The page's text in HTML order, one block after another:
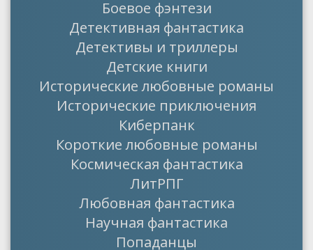
Боевое фэнтези
Детективная фантастика
Детективы и триллеры
Детские книги
Исторические любовные романы
Исторические приключения
Киберпанк
Короткие любовные романы
Космическая фантастика
ЛитРПГ
Любовная фантастика
Научная фантастика
Попаданцы